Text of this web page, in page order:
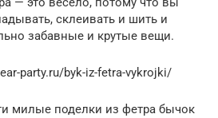
склеивать и шить и
забавные и крутые вещи.
party.ru/byk-iz-fetra-vykrojki/
милые поделки из фетра бычок